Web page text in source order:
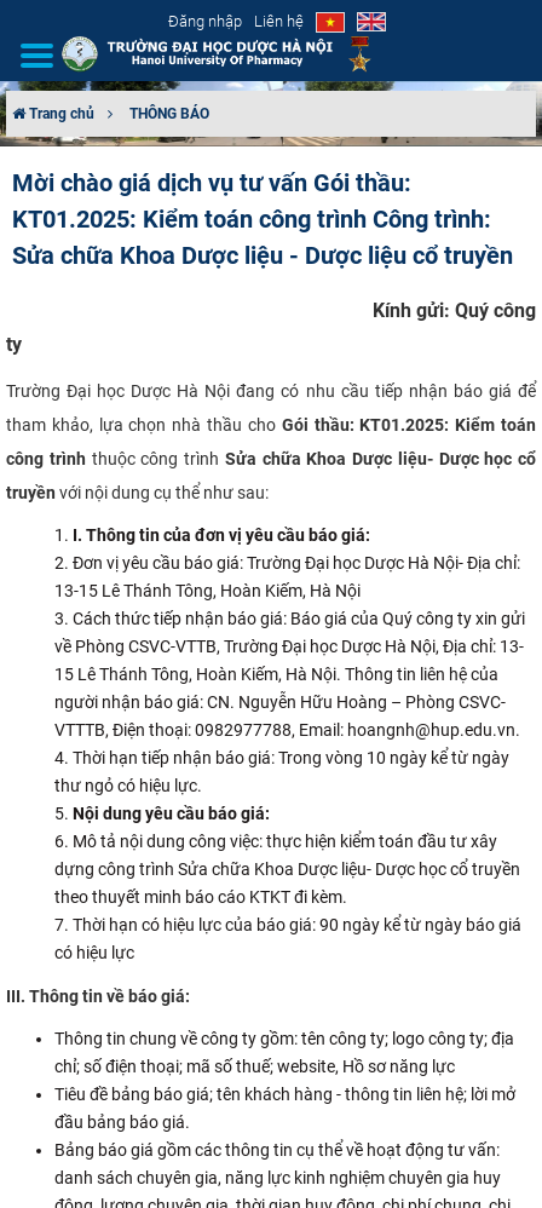
Đăng nhập Liên hệ
CƠ CẤU TỔ CHỨC
ĐÀO TẠO
ĐẢM BẢO CHẤT LƯỢNG
KHOA HỌC CÔNG NGHỆ
CỰU NGƯỜI HỌC
Trang chủ THÔNG BÁO
Mời chào giá dịch vụ tư vấn Gói thầu:
KT01.2025: Kiểm toán công trình Công trình:
Sửa chữa Khoa Dược liệu - Dược liệu cổ truyền
Kính gửi: Quý công
ty
Trường Đại học Dược Hà Nội đang có nhu cầu tiếp nhận báo giá để
tham khảo, lựa chọn nhà thầu cho Gói thầu: KT01.2025: Kiểm toán
công trình thuộc công trình Sửa chữa Khoa Dược liệu- Dược học cổ
truyền với nội dung cụ thể như sau:
I. Thông tin của đơn vị yêu cầu báo giá:
Đơn vị yêu cầu báo giá: Trường Đại học Dược Hà Nội- Địa chỉ:
13-15 Lê Thánh Tông, Hoàn Kiếm, Hà Nội
Cách thức tiếp nhận báo giá: Báo giá của Quý công ty xin gửi
về Phòng CSVC-VTTB, Trường Đại học Dược Hà Nội, Địa chỉ: 13-
15 Lê Thánh Tông, Hoàn Kiếm, Hà Nội. Thông tin liên hệ của
người nhận báo giá: CN. Nguyễn Hữu Hoàng – Phòng CSVC-
VTTTB, Điện thoại: 0982977788, Email: hoangnh@hup.edu.vn.
Thời hạn tiếp nhận báo giá: Trong vòng 10 ngày kể từ ngày
thư ngỏ có hiệu lực.
Nội dung yêu cầu báo giá:
Mô tả nội dung công việc: thực hiện kiểm toán đầu tư xây
dựng công trình Sửa chữa Khoa Dược liệu- Dược học cổ truyền
theo thuyết minh báo cáo KTKT đi kèm.
Thời hạn có hiệu lực của báo giá: 90 ngày kể từ ngày báo giá
có hiệu lực
III. Thông tin về báo giá:
Thông tin chung về công ty gồm: tên công ty; logo công ty; địa
chỉ; số điện thoại; mã số thuế; website, Hồ sơ năng lực
Tiêu đề bảng báo giá; tên khách hàng - thông tin liên hệ; lời mở
đầu bảng báo giá.
Bảng báo giá gồm các thông tin cụ thể về hoạt động tư vấn:
danh sách chuyên gia, năng lực kinh nghiệm chuyên gia huy